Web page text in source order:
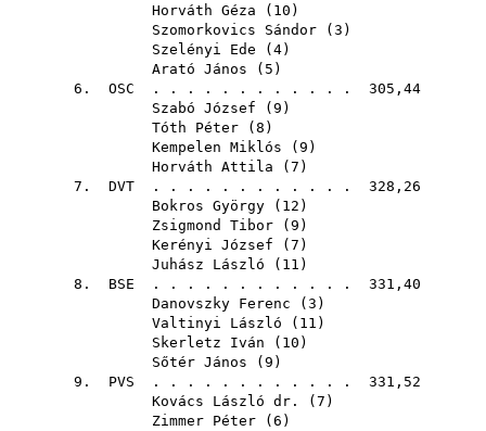
Horváth Géza ( 10 )
Szomorkovics Sándor ( 3 )
Szelényi Ede ( 4)
Arató János ( 5 )
6. OSC . . . . . . . . . . . . 305,44
Szabó József ( 9 )
Tóth Péter ( 8 )
Kempelen Miklós ( 9 )
Horváth Attila ( 7 )
7. DVT . . . . . . . . . . . . 328,26
Bokros György ( 12 )
Zsigmond Tibor ( 9 )
Kerényi József ( 7 )
Juhász László ( 11 )
8. BSE . . . . . . . . . . . . 331,40
Danovszky Ferenc ( 3 )
Valtinyi László ( 11 )
Skerletz Iván ( 10 )
Sőtér János ( 9 )
9. PVS . . . . . . . . . . . . 331,52
Kovács László dr.
( 7 )
Zimmer Péter ( 6 )